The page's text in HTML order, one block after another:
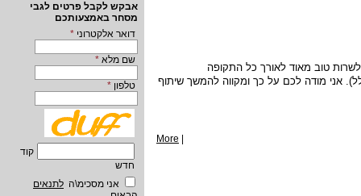
לשרות טוב מאוד לאורך כל התקופה
אני מודה לכם על כך ומקווה להמשך שיתוף
More
אבקש לקבל פרטים לגבי
מסחר באמצעותכם
דואר אלקטרוני *
שם מלא *
טלפון *
קוד
חדש
אני מסכימ\ה לתנאים